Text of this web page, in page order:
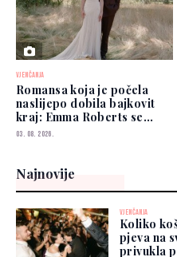
VJENČANJA
Romansa koja je počela
naslijepo dobila bajkovit
kraj: Emma Roberts se
udala
03. 08. 2026.
Najnovije
VJENČANJA
Koliko
pjeva na
privukla